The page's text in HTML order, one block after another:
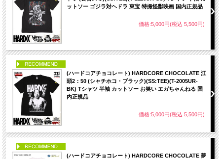
ットソー ゴジラ対ヘドラ 東宝 特撮怪獣映画 国内正規品
価格:5,000円(税込 5,500円)
(ハードコアチョコレート) HARDCORE CHOCOLATE 江
頭2：50 (シャチホコ・ブラック)(SS:TEE)(T-2005UR-
BK) Tシャツ 半袖 カットソー お笑い エガちゃんねる 国
内正規品
価格:5,000円(税込 5,500円)
(ハードコアチョコレート) HARDCORE CHOCOLATE 夢